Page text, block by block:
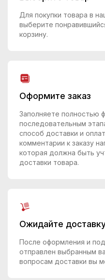
Для покупки товара в
выберите
корзину.
Оформите заказ
Заполняете полностью
последовательным
способ доставки и
комментарии к заказу
которая должна быть
доставки товара.
Ожидайте
После оформления и
отправлен выбранным
вопросам доставки вы